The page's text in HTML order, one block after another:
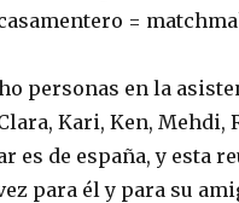
=
personas en la
Kari, Ken, Mehdi,
es de españa, y esta
para él y para su